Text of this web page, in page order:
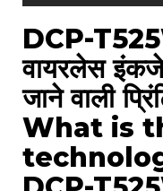
DCP-
वायरलेस
जाने वाली
What is